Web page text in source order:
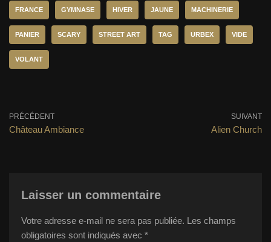
FRANCE GYMNASE HIVER JAUNE MACHINERIE
PANIER SCARY STREET ART TAG URBEX VIDE
VOLANT
PRÉCÉDENT
Château Ambiance
SUIVANT
Alien Church
Laisser un commentaire
Votre adresse e-mail ne sera pas publiée. Les champs
obligatoires sont indiqués avec *